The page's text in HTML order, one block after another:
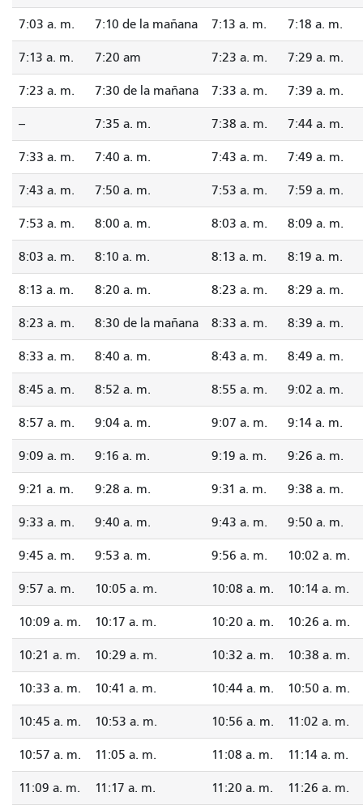
7:03 a. m. 7:10 de la mañana 7:13 a. m. 7:18 a. m.
7:13 a. m. 7:20 am 7:23 a. m. 7:29 a. m.
7:23 a. m. 7:30 de la mañana 7:33 a. m. 7:39 a. m.
-- 7:35 a. m. 7:38 a. m. 7:44 a. m.
7:33 a. m. 7:40 a. m. 7:43 a. m. 7:49 a. m.
7:43 a. m. 7:50 a. m. 7:53 a. m. 7:59 a. m.
7:53 a. m. 8:00 a. m. 8:03 a. m. 8:09 a. m.
8:03 a. m. 8:10 a. m. 8:13 a. m. 8:19 a. m.
8:13 a. m. 8:20 a. m. 8:23 a. m. 8:29 a. m.
8:23 a. m. 8:30 de la mañana 8:33 a. m. 8:39 a. m.
8:33 a. m. 8:40 a. m. 8:43 a. m. 8:49 a. m.
8:45 a. m. 8:52 a. m. 8:55 a. m. 9:02 a. m.
8:57 a. m. 9:04 a. m. 9:07 a. m. 9:14 a. m.
9:09 a. m. 9:16 a. m. 9:19 a. m. 9:26 a. m.
9:21 a. m. 9:28 a. m. 9:31 a. m. 9:38 a. m.
9:33 a. m. 9:40 a. m. 9:43 a. m. 9:50 a. m.
9:45 a. m. 9:53 a. m. 9:56 a. m. 10:02 a. m.
9:57 a. m. 10:05 a. m. 10:08 a. m. 10:14 a. m.
10:09 a. m. 10:17 a. m. 10:20 a. m. 10:26 a. m.
10:21 a. m. 10:29 a. m. 10:32 a. m. 10:38 a. m.
10:33 a. m. 10:41 a. m. 10:44 a. m. 10:50 a. m.
10:45 a. m. 10:53 a. m. 10:56 a. m. 11:02 a. m.
10:57 a. m. 11:05 a. m. 11:08 a. m. 11:14 a. m.
11:09 a. m. 11:17 a. m. 11:20 a. m. 11:26 a. m.